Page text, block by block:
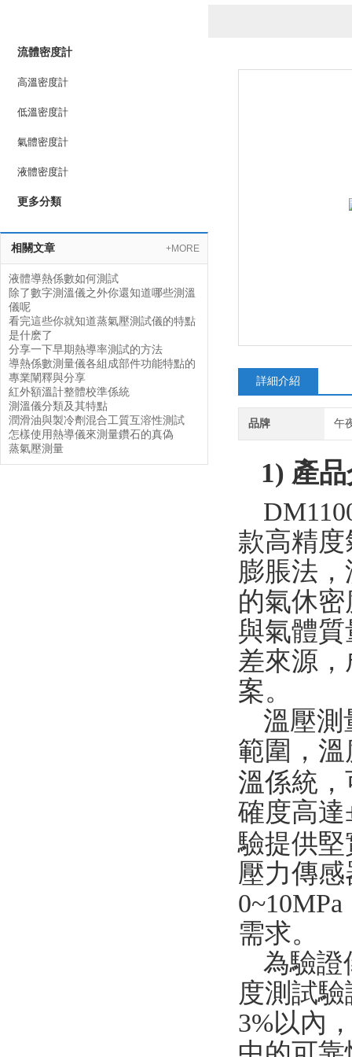
流體密度計
高溫密度計
低溫密度計
氣體密度計
液體密度計
更多分類
相關文章 +MORE
液體導熱係數如何測試
除了數字測溫儀之外你還知道哪些測溫
儀呢
看完這些你就知道蒸氣壓測試儀的特點
是什麽了
分享一下早期熱導率測試的方法
導熱係數測量儀各組成部件功能特點的
專業闡釋與分享
紅外額溫計整體校準係統
測溫儀分類及其特點
潤滑油與製冷劑混合工質互溶性測試
怎樣使用熱導儀來測量鑽石的真偽
蒸氣壓測量
詳細介紹
品牌 午
1) 產
款高精度
膨脹法
的氣休
與氣體
差來源
案。
溫壓測
範圍，
溫係統
確度高達
驗提供
壓力傳
0~10MPa
需求。
為驗證
度測試
3%以內